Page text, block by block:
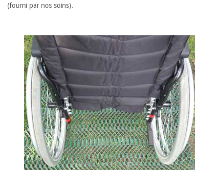
(fourni par nos soins).